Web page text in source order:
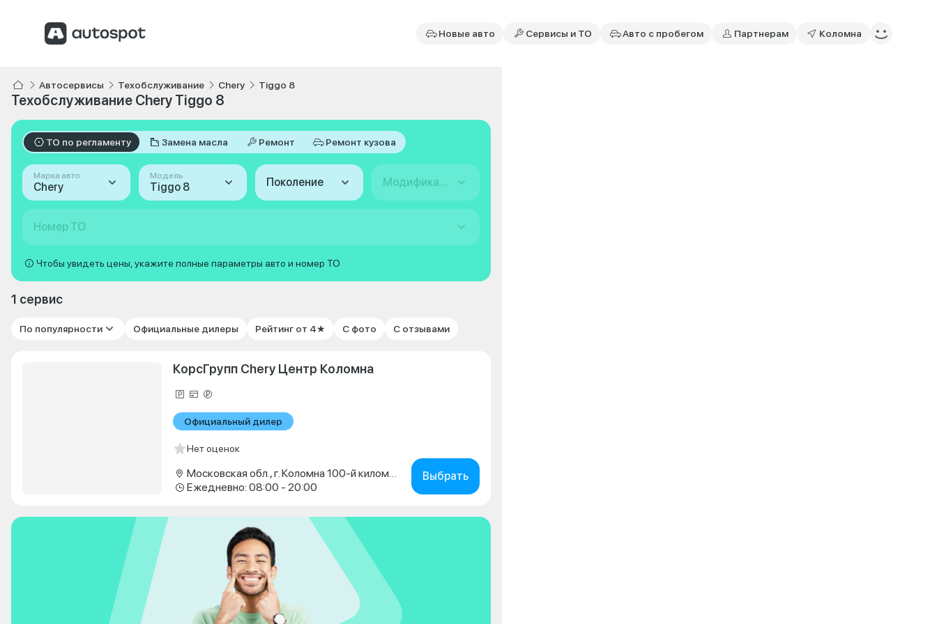
Новые авто Сервисы и ТО Авто с пробегом Партнерам Коломна
Автосервисы Техобслуживание Chery Tiggo 8
Техобслуживание Chery Tiggo 8
ТО по регламенту Замена масла Ремонт Ремонт кузова
Марка авто
Chery
Модель
Tiggo 8 Поколение Модификация
Номер ТО
Чтобы увидеть цены, укажите полные параметры авто и номер ТО
1 сервис
По популярности Официальные дилеры Рейтинг от 4★ С фото С отзывами
КорсГрупп Chery Центр Коломна
Официальный дилер
Нет оценок
Московская обл., г. Коломна 100-й километр трассы М5 УРАЛ стр. 1а
Ежедневно: 08:00 - 20:00
Выбрать